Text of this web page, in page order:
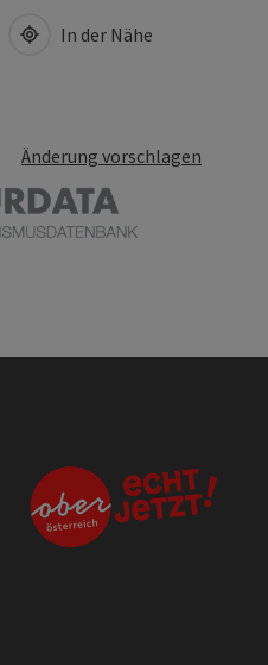
In der Nähe
Änderung vorschlagen